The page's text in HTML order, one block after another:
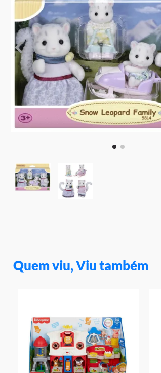
Quem viu, Viu também
jogos
rainbow high